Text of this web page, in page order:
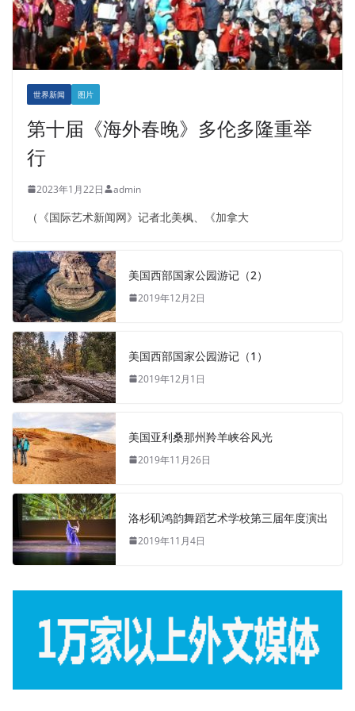
世界新闻 图片
第十届《海外春晚》多伦多隆重举
行
2023年1月22日 admin
（《国际艺术新闻网》记者北美枫、《加拿大
美国西部国家公园游记（2）
2019年12月2日
美国西部国家公园游记（1）
2019年12月1日
美国亚利桑那州羚羊峡谷风光
2019年11月26日
洛杉矶鸿韵舞蹈艺术学校第三届年度演出
2019年11月4日